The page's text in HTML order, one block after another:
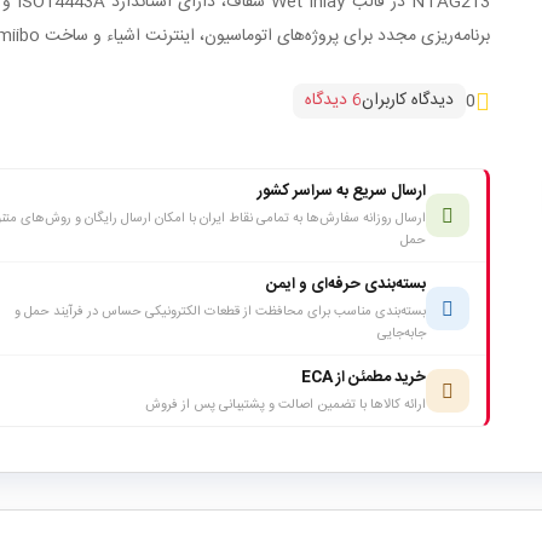
برنامه‌ریزی مجدد برای پروژه‌های اتوماسیون، اینترنت اشیاء و ساخت Amiibo.
0 دیدگاه کاربران6 دیدگاه
ارسال سریع به سراسر کشور
ارسال روزانه سفارش‌ها به تمامی نقاط ایران با امکان ارسال رایگان و روش‌های
حمل
بسته‌بندی حرفه‌ای و ایمن
بسته‌بندی مناسب برای محافظت از قطعات الکترونیکی حساس در فرآیند حمل و
جابه‌جایی
خرید مطمئن از ECA
ارائه کالاها با تضمین اصالت و پشتیبانی پس از فروش